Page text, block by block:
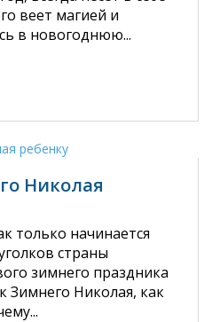
веет магией и
в новогоднюю...
Николая
только начинается
страны
зимнего праздника
Зимнего Николая, как